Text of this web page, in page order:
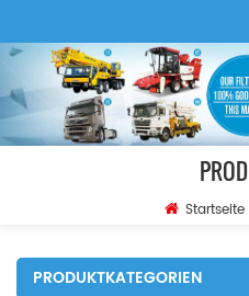
Startseite
PRODUKTKATEGORIEN